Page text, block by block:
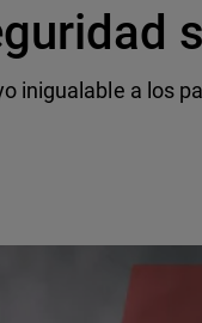
inigualable a los